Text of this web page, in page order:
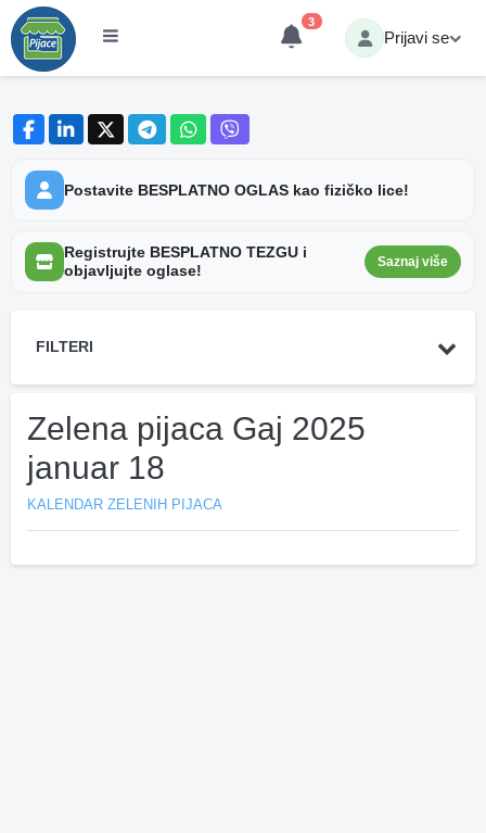
3
Prijavi se
Postavite BESPLATNO OGLAS kao fizičko lice!
Registrujte BESPLATNO TEZGU i
objavljujte oglase!
Saznaj više
FILTERI
Zelena pijaca Gaj 2025
januar 18
KALENDAR ZELENIH PIJACA